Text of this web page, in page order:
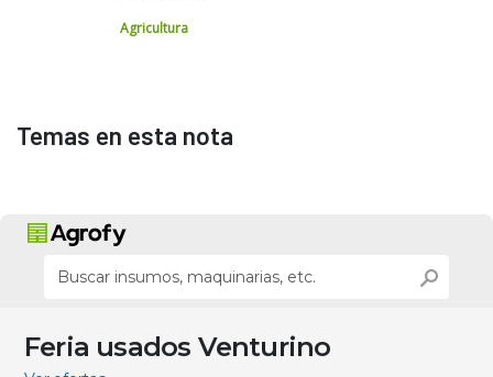
Agricultura
Temas en esta nota
Feria usados Venturino